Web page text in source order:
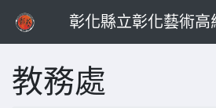
彰化縣立彰化藝術高
教務處